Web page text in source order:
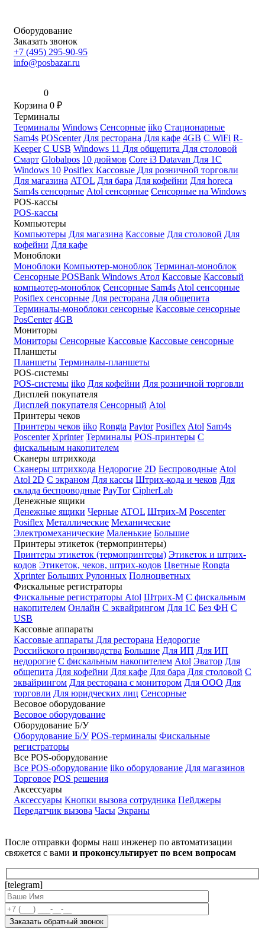
Оборудование
Заказать звонок
+7 (495) 295-90-95
info@posbazar.ru
0
Корзина 0 ₽
Терминалы
Терминалы Windows Сенсорные iiko Стационарные
Sam4s POScenter Для ресторана Для кафе 4GB С WiFi R-
Keeper С USB Windows 11 Для общепита Для столовой
Смарт Globalpos 10 дюймов Core i3 Datavan Для 1С
Windows 10 Posiflex Кассовые Для розничной торговли
Для магазина ATOL Для бара Для кофейни Для horeca
Sam4s сенсорные Atol сенсорные Сенсорные на Windows
POS-кассы
POS-кассы
Компьютеры
Компьютеры Для магазина Кассовые Для столовой Для
кофейни Для кафе
Моноблоки
Моноблоки Компьютер-моноблок Терминал-моноблок
Сенсорные POSBank Windows Атол Кассовые Кассовый
компьютер-моноблок Сенсорные Sam4s Atol сенсорные
Posiflex сенсорные Для ресторана Для общепита
Терминалы-моноблоки сенсорные Кассовые сенсорные
PosCenter 4GB
Мониторы
Мониторы Сенсорные Кассовые Кассовые сенсорные
Планшеты
Планшеты Терминалы-планшеты
POS-системы
POS-системы iiko Для кофейни Для розничной торговли
Дисплей покупателя
Дисплей покупателя Сенсорный Atol
Принтеры чеков
Принтеры чеков iiko Rongta Paytor Posiflex Atol Sam4s
Poscenter Xprinter Терминалы POS-принтеры С
фискальным накопителем
Сканеры штрихкода
Сканеры штрихкода Недорогие 2D Беспроводные Atol
Atol 2D С экраном Для кассы Штрих-кода и чеков Для
склада беспроводные PayTor CipherLab
Денежные ящики
Денежные ящики Черные ATOL Штрих-М Poscenter
Posiflex Металлические Механические
Электромеханические Маленькие Большие
Принтеры этикеток (термопринтеры)
Принтеры этикеток (термопринтеры) Этикеток и штрих-
кодов Этикеток, чеков, штрих-кодов Цветные Rongta
Xprinter Больших Рулонных Полноцветных
Фискальные регистраторы
Фискальные регистраторы Atol Штрих-М С фискальным
накопителем Онлайн С эквайрингом Для 1С Без ФН С
USB
Кассовые аппараты
Кассовые аппараты Для ресторана Недорогие
Российского производства Большие Для ИП Для ИП
недорогие С фискальным накопителем Atol Эватор Для
общепита Для кофейни Для кафе Для бара Для столовой С
эквайрингом Для ресторана с монитором Для ООО Для
торговли Для юридческих лиц Сенсорные
Весовое оборудование
Весовое оборудование
Оборудование Б/У
Оборудование Б/У POS-терминалы Фискальные
регистраторы
Все POS-оборудование
Все POS-оборудование iiko оборудование Для магазинов
Торговое POS решения
Аксессуары
Аксессуары Кнопки вызова сотрудника Пейджеры
Передатчик вызова Часы Экраны
После отправки формы наш инженер по автоматизации
свяжется с вами и проконсультирует по всем вопросам
[telegram]